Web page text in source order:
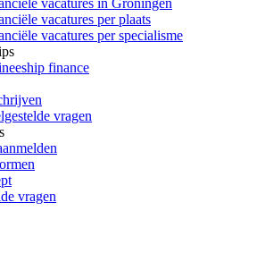
vacatures in Groningen
vacatures per plaats
vacatures per specialisme
finance
vragen
vragen